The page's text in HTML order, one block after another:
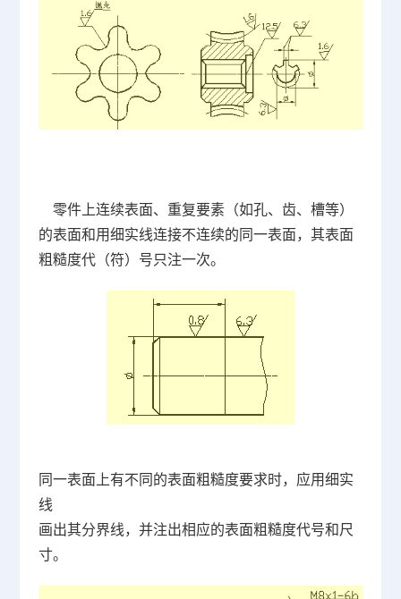
零件上连续表面、重复要素（如孔、齿、槽等）
的表面和用细实线连接不连续的同一表面，其表面
粗糙度代（符）号只注一次。
同一表面上有不同的表面粗糙度要求时，应用细实
线
画出其分界线，并注出相应的表面粗糙度代号和尺
寸。